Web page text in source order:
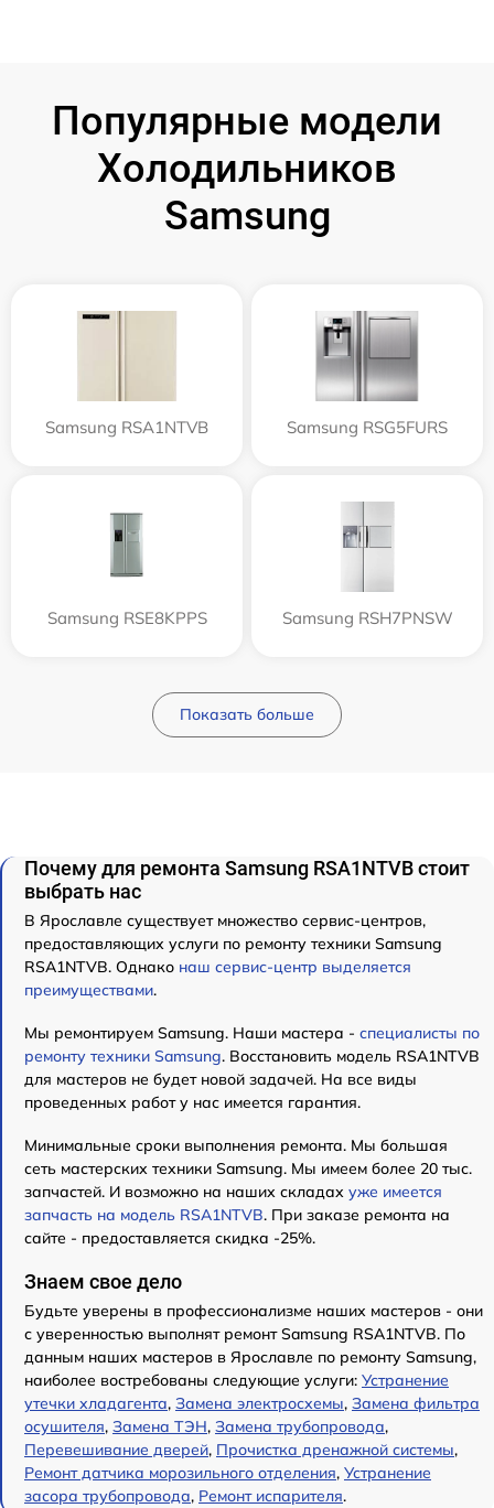
Популярные модели
Холодильников
Samsung
Samsung RSA1NTVB Samsung RSG5FURS
Samsung RSE8KPPS Samsung RSH7PNSW
Показать больше
Почему для ремонта Samsung RSA1NTVB стоит
выбрать нас
В Ярославле существует множество сервис-центров,
предоставляющих услуги по ремонту техники Samsung
RSA1NTVB. Однако наш сервис-центр выделяется
преимуществами.
Мы ремонтируем Samsung. Наши мастера - специалисты по
ремонту техники Samsung. Восстановить модель RSA1NTVB
для мастеров не будет новой задачей. На все виды
проведенных работ у нас имеется гарантия.
Минимальные сроки выполнения ремонта. Мы большая
сеть мастерских техники Samsung. Мы имеем более 20 тыс.
запчастей. И возможно на наших складах уже имеется
запчасть на модель RSA1NTVB. При заказе ремонта на
сайте - предоставляется скидка -25%.
Знаем свое дело
Будьте уверены в профессионализме наших мастеров - они
с уверенностью выполнят ремонт Samsung RSA1NTVB. По
данным наших мастеров в Ярославле по ремонту Samsung,
наиболее востребованы следующие услуги: Устранение
утечки хладагента, Замена электросхемы, Замена фильтра
осушителя, Замена ТЭН, Замена трубопровода,
Перевешивание дверей, Прочистка дренажной системы,
Ремонт датчика морозильного отделения, Устранение
засора трубопровода, Ремонт испарителя.